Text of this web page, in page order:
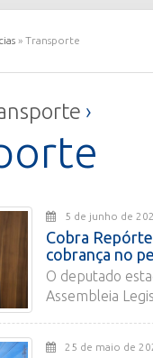
» Transporte
›
5 de junho de
Cobra
cobrança no
O deputado
Assembleia
25 de maio de